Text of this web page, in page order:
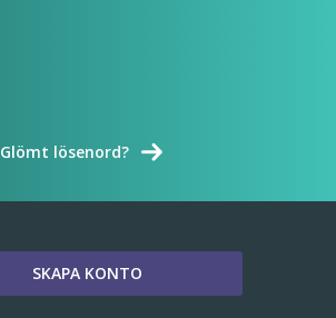
Glömt lösenord?
SKAPA KONTO